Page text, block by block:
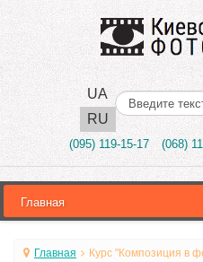
UA
RU
Поиск..
(095) 119-15-17 (068)
Главная Курс "Композиция в